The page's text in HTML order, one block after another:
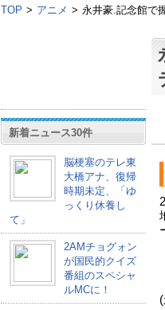
TOP > アニメ > 永井豪.記念館で
新着ニュース30件
脳梗塞のテレ東
大橋アナ、復帰
時期未定、「ゆ
っくり休養し
て」
2AMチョグォン
が国民的クイズ
番組のスペシャ
ルMCに！